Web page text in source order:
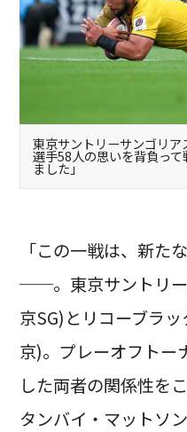
東京サントリーサンゴリ
選手58人の思いを背負っ
ました」
「この一戦は、新た
──。東京サントリ
京SG)とリコーブラ
京)。プレーオフトー
した両者の関係性を
タンバイ・マットソ